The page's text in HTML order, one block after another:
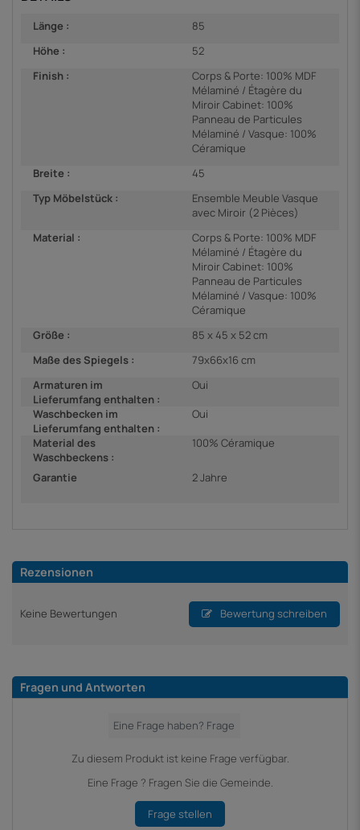
Länge :
85
Höhe :
52
Finish :
Corps & Porte: 100% MDF
Mélaminé / Étagère du
Miroir Cabinet: 100%
Panneau de Particules
Mélaminé / Vasque: 100%
Céramique
Breite :
45
Typ Möbelstück :
Ensemble Meuble Vasque
avec Miroir (2 Pièces)
Material :
Corps & Porte: 100% MDF
Mélaminé / Étagère du
Miroir Cabinet: 100%
Panneau de Particules
Mélaminé / Vasque: 100%
Céramique
Größe :
85 x 45 x 52 cm
Maße des Spiegels :
79x66x16 cm
Armaturen im
Lieferumfang enthalten :
Oui
Waschbecken im
Lieferumfang enthalten :
Oui
Material des
Waschbeckens :
100% Céramique
Garantie 2 Jahre
Rezensionen
Keine Bewertungen Bewertung schreiben
Fragen und Antworten
Zu diesem Produkt ist keine Frage verfügbar.
Eine Frage ? Fragen Sie die Gemeinde.
Frage stellen